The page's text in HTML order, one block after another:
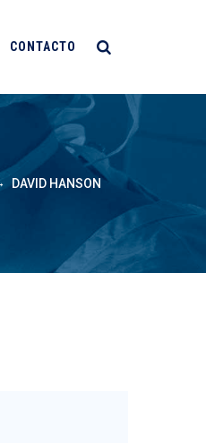
CONTACTO
DAVID HANSON